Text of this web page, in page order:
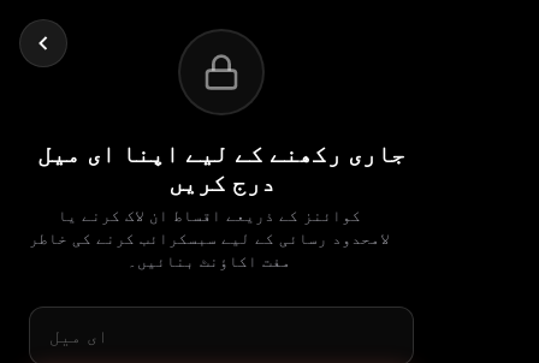
جاری رکھنے کے لیے اپنا ای میل
درج کریں
کوائنز کے ذریعے اقساط ان لاک کرنے یا
لامحدود رسائی کے لیے سبسکرائب کرنے کی خاطر
مفت اکاؤنٹ بنائیں۔